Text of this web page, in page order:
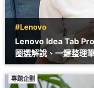
#Lenovo
Lenovo Idea Tab
圈選解說、一鍵整理
專題企劃